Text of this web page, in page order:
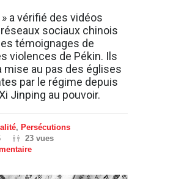
a vérifié des vidéos
sociaux chinois
témoignages de
violences de Pékin. Ils
mise au pas des églises
par le régime depuis
Jinping au pouvoir.
, Persécutions
23 vues